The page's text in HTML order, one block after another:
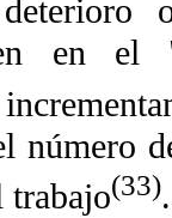
en el
número
trabajo(33).